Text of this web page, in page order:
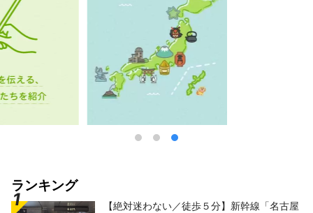
ランキング
【絶対迷わない／徒歩５分】新幹線「名古屋